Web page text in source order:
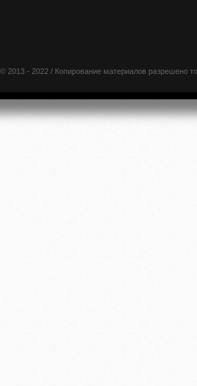
© 2013 - 2022 / Копирование материалов разрешено